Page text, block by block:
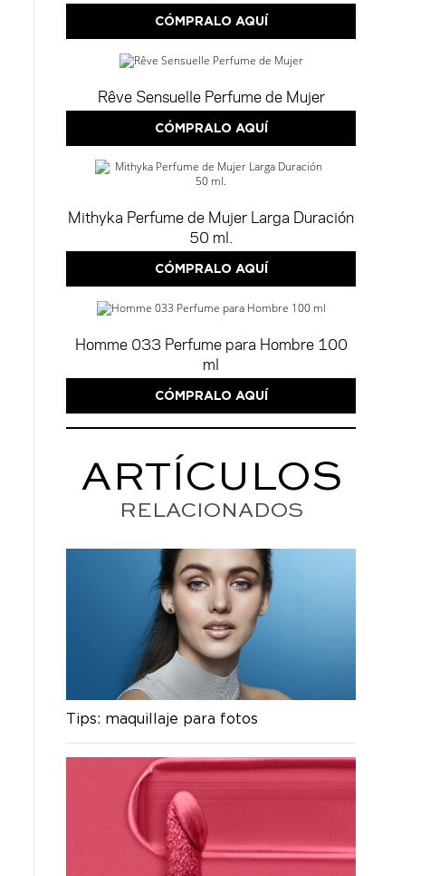
CÓMPRALO AQUÍ
Rêve Sensuelle Perfume de Mujer
CÓMPRALO AQUÍ
Mithyka Perfume de Mujer Larga Duración
50 ml.
CÓMPRALO AQUÍ
Homme 033 Perfume para Hombre 100
ml
CÓMPRALO AQUÍ
ARTÍCULOS
RELACIONADOS
Tips: maquillaje para fotos